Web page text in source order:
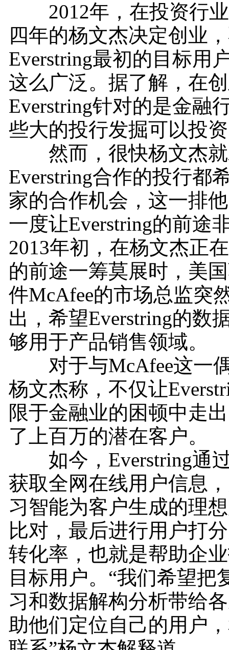
2012年，在投资行业
四年的杨文杰决定创业
Everstring最初的目标用
这么广泛。据了解，在
Everstring针对的是金融
些大的投行发掘可以投
然而，很快杨文杰就
Everstring合作的投行都
家的合作机会，这一排
一度让Everstring的前途
2013年初，在杨文杰正
的前途一筹莫展时，美
件McAfee的市场总监突
出，希望Everstring的数
够用于产品销售领域。
对于与McAfee这一
杨文杰称，不仅让
限于金融业的困顿中走
了上百万的潜在客户。
如今，Everstring通
获取全网在线用户信息
习智能为客户生成的理
比对，最后进行用户打
转化率，也就是帮助企
目标用户。“我们希望把
习和数据解构分析带给
助他们定位自己的用户